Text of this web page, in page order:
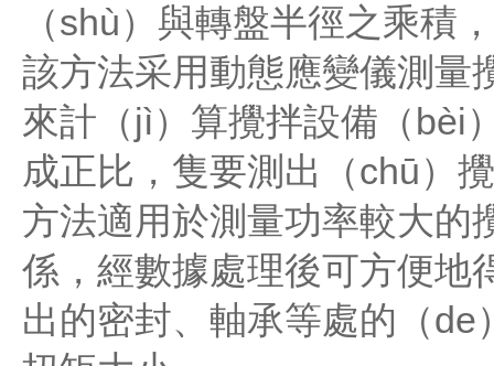
（shù）與轉盤半徑之乘積
該方法采用動態應變儀測量
來計（jì）算攪拌設備（bèi
成正比，隻要測出（chū）
方法適用於測量功率較大的
係，經數據處理後可方便地
出的密封、軸承等處的（